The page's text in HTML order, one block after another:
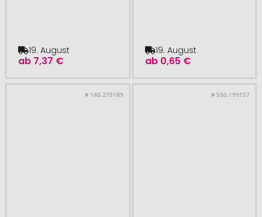
ab 7,37 €
19. August
ab 0,65 €
19. August
# 140.275189 # 550.199157